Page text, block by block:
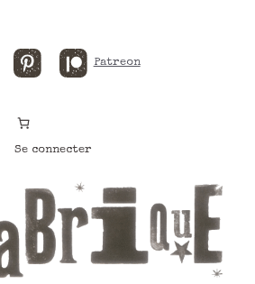
PinterestPatreon
Se connecter